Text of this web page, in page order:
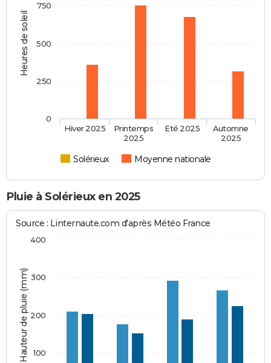
Heures de soleil
Solérieux Moyenne nationale
Hiver 2025
Printemps
2025
Eté 2025
Automne
2025
0
250
500
750
Pluie à Solérieux en 2025
Hauteur de pluie (mm)
Source : Linternaute.com d'après Météo France
100
200
300
400